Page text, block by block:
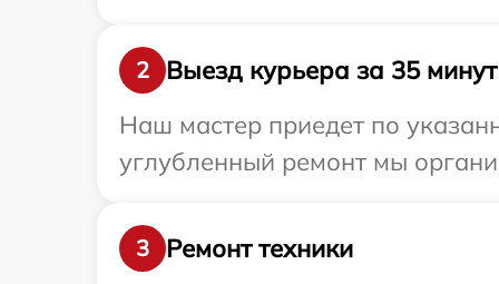
2
Выезд курьера за 35 минут
Наш мастер приедет по
углубленный ремонт мы
3
Ремонт техники